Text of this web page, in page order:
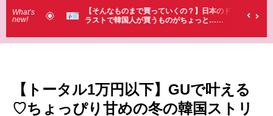
What’s
new!
！】お土
（笑）
【そんなものまで買っていくの？】日本のド
ラストで韓国人が買うものがちょっと…
【トータル1万円以下】GUで叶える
♡ちょっぴり甘めの冬の韓国ストリ